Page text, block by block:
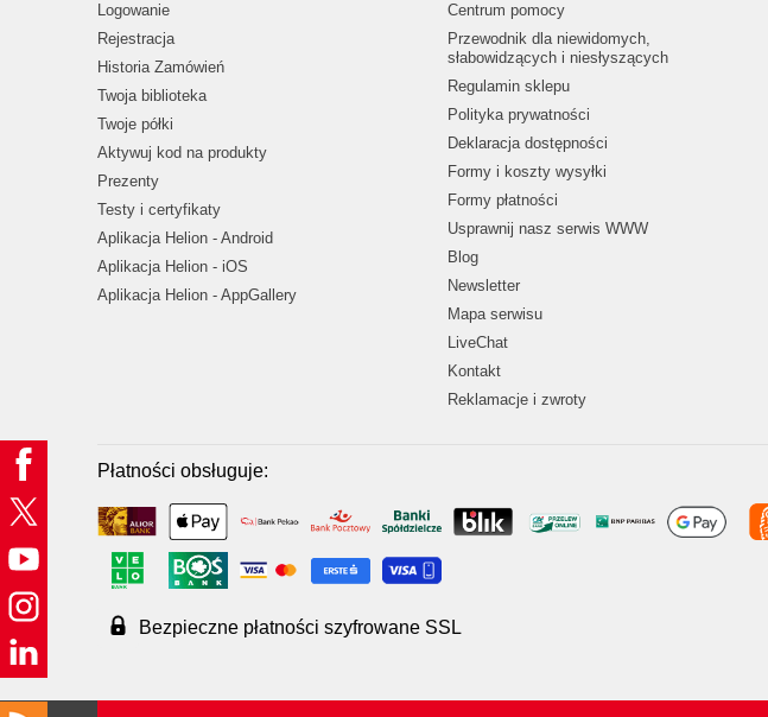
Logowanie
Rejestracja
Historia Zamówień
Twoja biblioteka
Twoje półki
Aktywuj kod na produkty
Prezenty
Testy i certyfikaty
Aplikacja Helion - Android
Aplikacja Helion - iOS
Aplikacja Helion - AppGallery
Centrum pomocy
Przewodnik dla niewidomych,
słabowidzących i niesłyszących
Regulamin sklepu
Polityka prywatności
Deklaracja dostępności
Formy i koszty wysyłki
Formy płatności
Usprawnij nasz serwis WWW
Blog
Newsletter
Mapa serwisu
LiveChat
Kontakt
Reklamacje i zwroty
Płatności obsługuje:
Bezpieczne płatności szyfrowane SSL